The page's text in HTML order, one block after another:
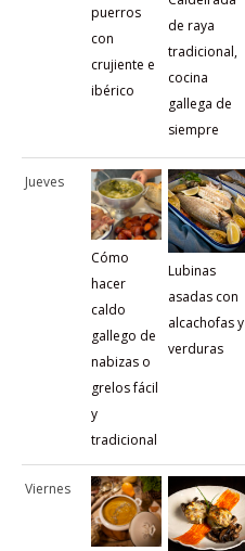
puerros
con
crujiente e
ibérico
de raya
tradicional,
cocina
gallega de
siempre
Jueves
Cómo
hacer
caldo
gallego de
nabizas o
grelos fácil
y
tradicional
Lubinas
asadas con
alcachofas y
verduras
Viernes